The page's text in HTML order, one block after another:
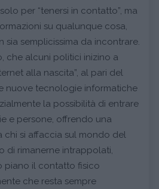
per “tenersi in contatto”, ma
su qualunque cosa,
sia semplicissima da incontrare.
che alcuni politici inizino a
alla nascita”, al pari del
nuove tecnologie informatiche
la possibilità di entrare
e persone, offrendo una
si affaccia sul mondo del
di rimanerne intrappolati,
piano il contatto fisico
che resta sempre